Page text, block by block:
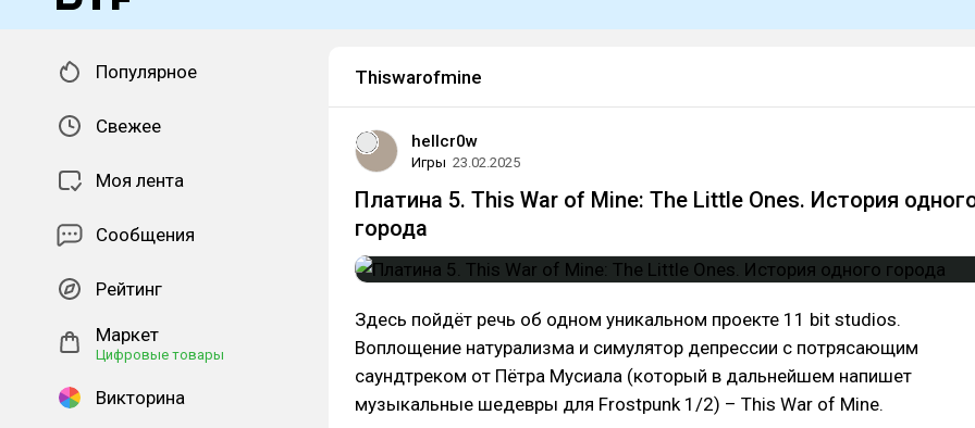
Популярное
Свежее
Моя лента
Сообщения
Рейтинг
Маркет
Цифровые товары
Викторина
Thiswarofmine
hellcr0w
Игры 23.02.2025
Платина 5. This War of Mine: The Little Ones. История
города
Здесь пойдёт речь об одном уникальном проекте 11 bit studios.
Воплощение натурализма и симулятор депрессии с потрясающим
саундтреком от Пётра Мусиала (который в дальнейшем напишет
музыкальные шедевры для Frostpunk 1/2) – This War of Mine.